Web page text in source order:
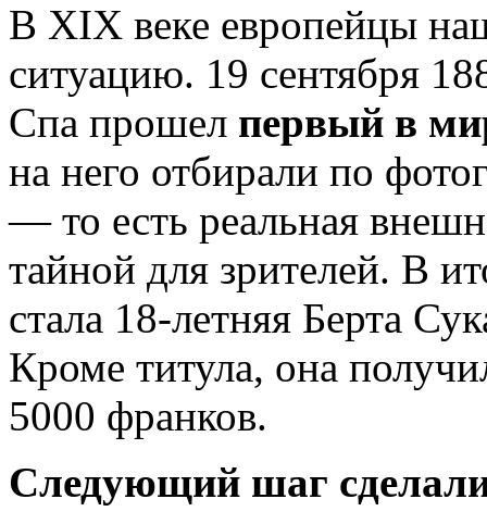
В XIX веке европейцы
ситуацию. 19 сентября
Спа прошел первый в
на него отбирали по
— то есть реальная
тайной для зрителей. В
стала 18-летняя Берта
Кроме титула, она
5000 франков.
Следующий шаг